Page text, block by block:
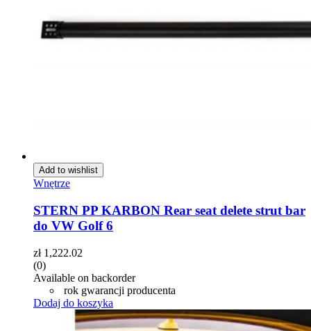
Add to wishlist
Wnętrze
STERN PP KARBON Rear seat delete strut bar
do VW Golf 6
zł1,222.02
(0)
Available on backorder
rok gwarancji producenta
Dodaj do koszyka